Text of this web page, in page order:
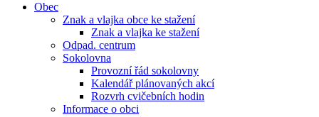
Obec
Znak a vlajka obce ke stažení
Znak a vlajka ke stažení
Odpad. centrum
Sokolovna
Provozní řád sokolovny
Kalendář plánovaných akcí
Rozvrh cvičebních hodin
Informace o obci